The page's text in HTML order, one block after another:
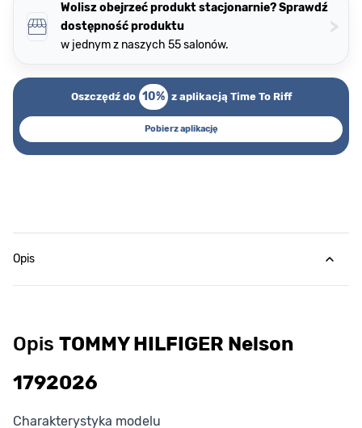
Wolisz obejrzeć produkt stacjonarnie? Sprawdź
dostępność produktu
w jednym z naszych 55 salonów.
>
Oszczędź do 10% z aplikacją Time To Riff
Pobierz aplikację
Opis
Opis TOMMY HILFIGER Nelson
1792026
Charakterystyka modelu